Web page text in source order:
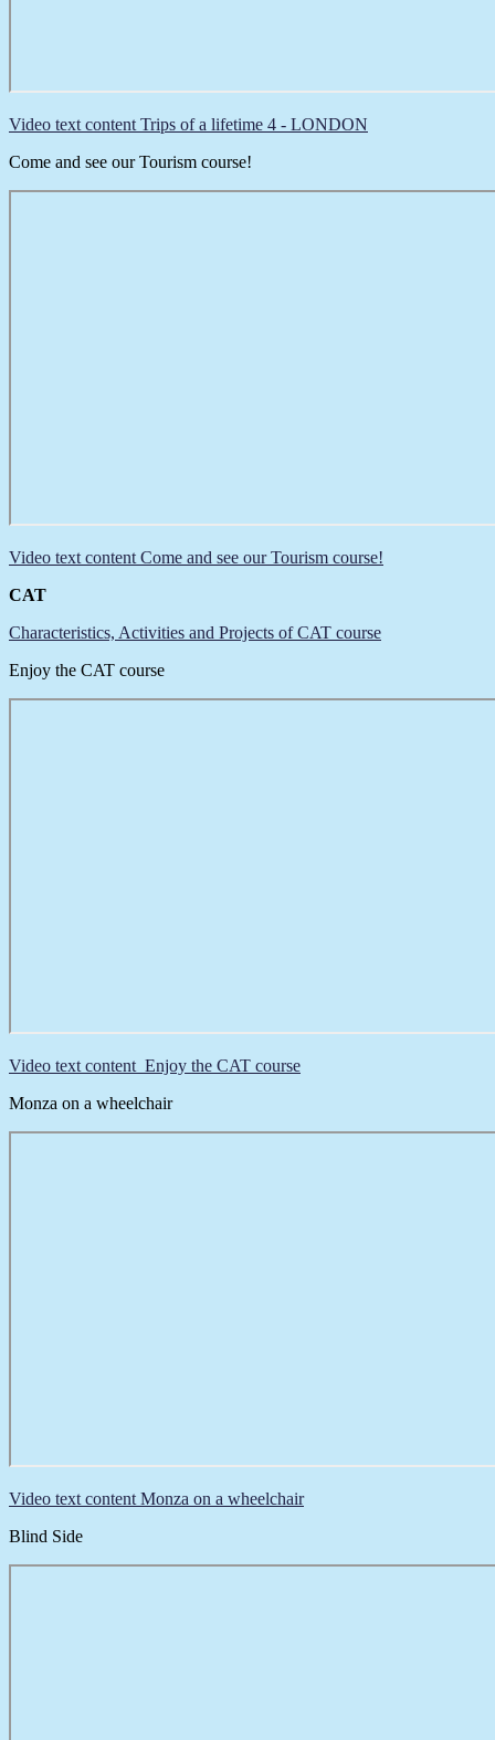
Video text content Trips of a lifetime 4 - LONDON
Come and see our Tourism course!
Video text content Come and see our Tourism course!
CAT
Characteristics, Activities and Projects of CAT course
Enjoy the CAT course
Video text content Enjoy the CAT course
Monza on a wheelchair
Video text content Monza on a wheelchair
Blind Side